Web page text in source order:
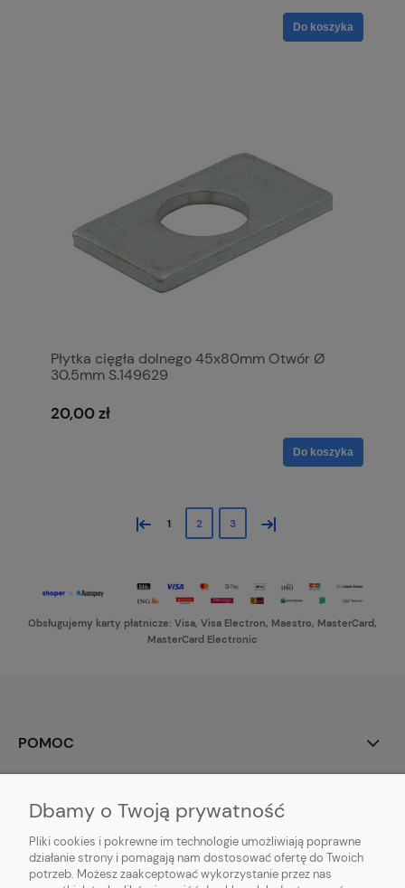
Do koszyka
Płytka cięgła dolnego 45x80mm Otwór Ø
30.5mm S.149629
20,00 zł
Do koszyka
« 1 2 3 »
Obsługujemy karty płatnicze: Visa, Visa Electron, Maestro, MasterCard,
MasterCard Electronic
POMOC
PŁATNOŚCI I DOSTAWA
INFORMACJE
Dbamy o Twoją prywatność
Pliki cookies i pokrewne im technologie umożliwiają poprawne
działanie strony i pomagają nam dostosować ofertę do Twoich
potrzeb. Możesz zaakceptować wykorzystanie przez nas